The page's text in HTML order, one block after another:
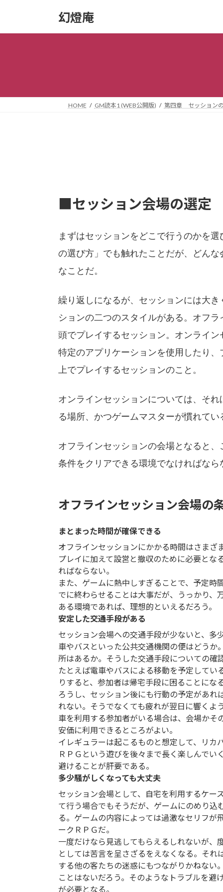
幻燈庵
HOME GM読本1 (WEB公開版) 第四章 セッション
■セッション会場の選定
まずはセッションをどこで行うのかを
の選び方」でも触れたことだが、どん
なことだ。
繰り返しになるが、セッションには大
ションの二つのスタイルがある。オフ
頭でプレイするセッション。オンライ
特定のアプリケーションを使用したり
上でプレイするセッションのこと。
オンラインセッションについては、そ
る場所、かつゲームマスターが慣れて
オフラインセッションの会場となると
条件をクリアできる環境でなければなら
オフラインセッション会場の
まとまった時間が確保できる
オフラインセッションにかかる時間はさま
プレイに加えて設営と撤収のために必要と
ればならない。
また、ゲームに熱中しすぎることで、予定
でに終わらせることは大事だが、うっかり、
ある環境であれば、理想的といえるだろう。
安定した交通手段がある
セッション会場への交通手段が少ないと、多
車やバスといった公共交通機関の便はどう
所はあるか。そうした交通手段についての確
たとえば電車やバスによる移動を予定して
りすると、参加者は帰宅手段に困ることに
ろうし、セッション後にも行動の予定があ
れない。そうでなくても疲れが翌日に響くよ
車を利用する参加者がいる場合は、会場かそ
安価に利用できるところがよい。
イレギュラーは起こるものと想定して、リカ
ＲＰＧという遊びを後々まで長く楽しんで
避けることが肝要である。
多少騒がしくなっても大丈夫
セッション会場として、自宅を利用するケー
て行う場合でもそうだが、ゲームにのめり込
る。ゲームの内容によっては過激なセリフが
ークＲＰＧだ。
一度だけなら見逃してもらえるしれないが、
としては苦言を呈さざるをえなくなる。そ
する他の客たちの迷惑にもつながりかねない
ことはないだろう。そのようなトラブルを
が必要となる。